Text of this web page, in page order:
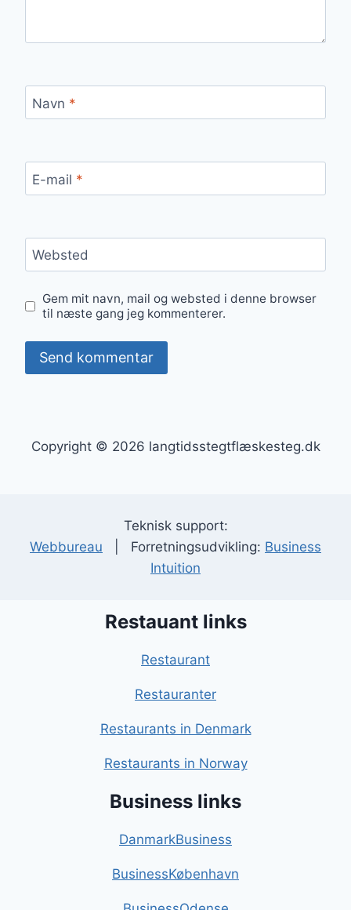
Navn *
E-mail *
Websted
Gem mit navn, mail og websted i denne browser
til næste gang jeg kommenterer.
Copyright © 2026 langtidsstegtflæskesteg.dk
Teknisk support:
Webbureau | Forretningsudvikling: Business
Intuition
Restauant links
Restaurant
Restauranter
Restaurants in Denmark
Restaurants in Norway
Business links
DanmarkBusiness
BusinessKøbenhavn